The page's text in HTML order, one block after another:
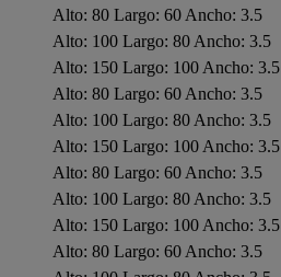
Alto: 80 Largo: 60 Ancho: 3.5
Alto: 100 Largo: 80 Ancho: 3.5
Alto: 150 Largo: 100 Ancho: 3.5
Alto: 80 Largo: 60 Ancho: 3.5
Alto: 100 Largo: 80 Ancho: 3.5
Alto: 150 Largo: 100 Ancho: 3.5
Alto: 80 Largo: 60 Ancho: 3.5
Alto: 100 Largo: 80 Ancho: 3.5
Alto: 150 Largo: 100 Ancho: 3.5
Alto: 80 Largo: 60 Ancho: 3.5